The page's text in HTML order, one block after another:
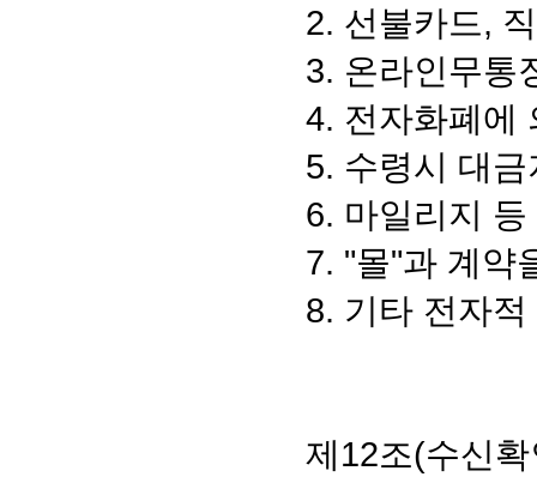
2. 선불카드,
3. 온라인무통
4. 전자화폐에
5. 수령시 대금
6. 마일리지
7. "몰"과 계약
8. 기타 전자
제12조(수신